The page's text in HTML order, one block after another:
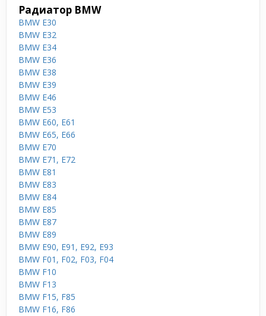
Радиатор BMW
BMW E30
BMW E32
BMW E34
BMW E36
BMW E38
BMW E39
BMW E46
BMW E53
BMW E60, E61
BMW E65, E66
BMW E70
BMW E71, E72
BMW E81
BMW E83
BMW E84
BMW E85
BMW E87
BMW E89
BMW E90, E91, E92, E93
BMW F01, F02, F03, F04
BMW F10
BMW F13
BMW F15, F85
BMW F16, F86